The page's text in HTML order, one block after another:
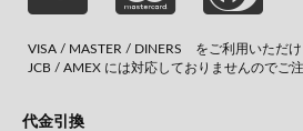
VISA / MASTER / DINERS をご利用いただけ
JCB / AMEX には対応しておりませんのでご
代金引換